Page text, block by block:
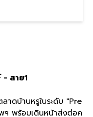
- สาย1
าดบ้านหรูในระดับ "Pre
ฯ พร้อมเดินหน้าส่งต่อค